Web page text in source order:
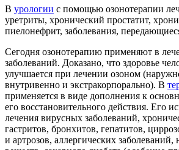
В урологии с помощью озонотерапии
уретриты, хронический простатит,
пиелонефрит, заболевания,
Сегодня озонотерапию применяют в
заболеваний. Доказано, что здоровье
улучшается при лечении озоном
внутривенно и экстракорпорально). В
применяется в виде дополнения к
его восстановительного действия. Его
лечения вирусных заболеваний,
гастритов, бронхитов, гепатитов,
и артрозов, аллергических